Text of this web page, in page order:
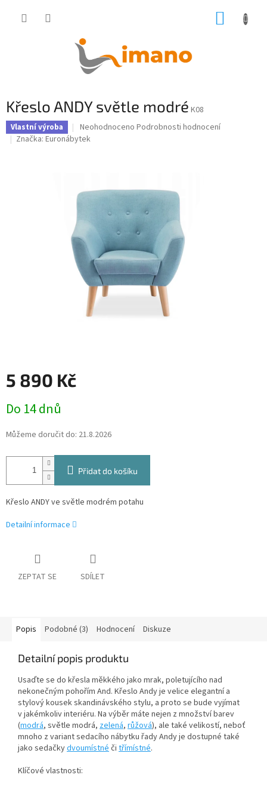
Křeslo ANDY světle modré K08
Vlastní výroba
Průměrné
hodnocení
5
Neohodnoceno Podrobnosti hodnocení
Značka: Euronábytek
5 890 Kč
cena:
Do 14 dnů
Můžeme doručit do: 21.8.2026
Přidat do košíku
Křeslo ANDY ve světle modrém potahu
Detailní informace
ZEPTAT SE SDÍLET
Popis Podobné (3) Hodnocení Diskuze
Detailní popis produktu
Usaďte se do křesla měkkého jako mrak, poletujícího nad
nekonečným pohořím And. Křeslo Andy je velice elegantní a
stylový kousek skandinávského stylu, a proto se bude vyjímat
v jakémkoliv interiéru. Na výběr máte nejen z množství barev
(modrá, světle modrá, zelená, růžová), ale také velikostí, neboť
mnoho z variant sedacího nábytku řady Andy je dostupné také
jako sedačkydvoumístnéči třímístné.
Klíčové vlastnosti: